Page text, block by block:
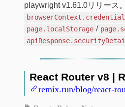
playwright v1.61.0リリース。
page.localStorage /
React Router v8 |
remix.run/blog/react-